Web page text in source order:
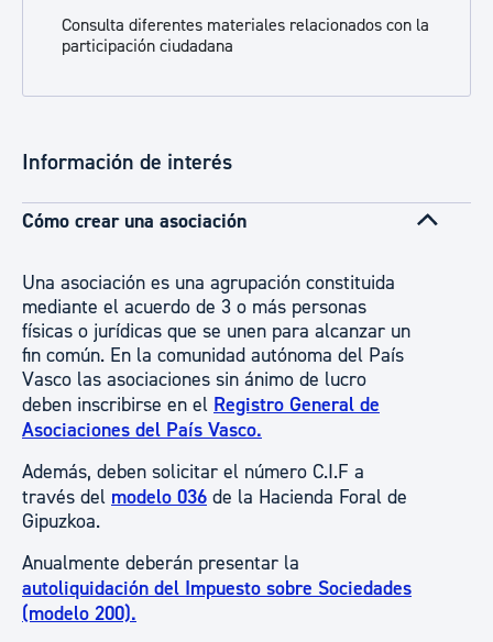
Consulta diferentes materiales relacionados con la
participación ciudadana
Información de interés
Cómo crear una asociación
Una asociación es una agrupación constituida
mediante el acuerdo de 3 o más personas
físicas o jurídicas que se unen para alcanzar un
fin común. En la comunidad autónoma del País
Vasco las asociaciones sin ánimo de lucro
deben inscribirse en el Registro General de
Asociaciones del País Vasco.
Además, deben solicitar el número C.I.F a
través del modelo 036 de la Hacienda Foral de
Gipuzkoa.
Anualmente deberán presentar la
autoliquidación del Impuesto sobre Sociedades
(modelo 200).